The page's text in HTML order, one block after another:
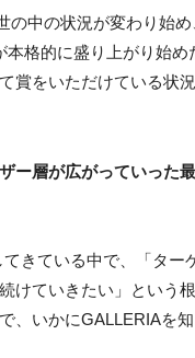
の中の状況が変わり始
格的に盛り上がり始
賞をいただけている状
層が広がっていった
きている中で、「ター
けていきたい」という
、いかにGALLERIAを